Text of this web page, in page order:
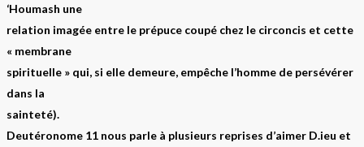
‘Houmash une
relation imagée entre le prépuce coupé chez le circoncis et cette
« membrane
spirituelle » qui, si elle demeure, empêche l’homme de persévérer
dans la
sainteté).
Deutéronome 11 nous parle à plusieurs reprises d’aimer D.ieu et